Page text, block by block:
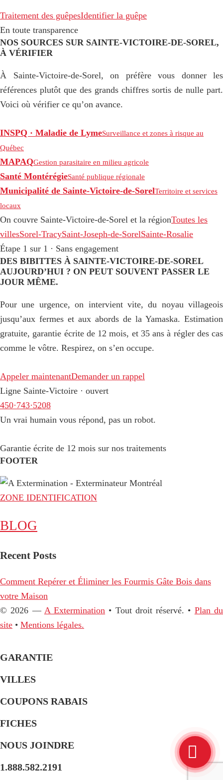
Traitement des guêpesIdentifier la guêpe
En toute transparence
NOS SOURCES SUR SAINTE-VICTOIRE-DE-SOREL,
À VÉRIFIER
À Sainte-Victoire-de-Sorel, on préfère vous donner les
références plutôt que des grands chiffres sortis de nulle part.
Voici où vérifier ce qu’on avance.
INSPQ · Maladie de LymeSurveillance et zones à risque au
Québec
MAPAQGestion parasitaire en milieu agricole
Santé MontérégieSanté publique régionale
Municipalité de Sainte-Victoire-de-SorelTerritoire et services
locaux
On couvre Sainte-Victoire-de-Sorel et la régionToutes les
villesSorel-TracySaint-Joseph-de-SorelSainte-Rosalie
Étape 1 sur 1 · Sans engagement
DES BIBITTES À SAINTE-VICTOIRE-DE-SOREL
AUJOURD’HUI ? ON PEUT SOUVENT PASSER LE
JOUR MÊME.
Pour une urgence, on intervient vite, du noyau villageois
jusqu’aux fermes et aux abords de la Yamaska. Estimation
gratuite, garantie écrite de 12 mois, et 35 ans à régler des cas
comme le vôtre. Respirez, on s’en occupe.
Appeler maintenantDemander un rappel
Ligne Sainte-Victoire · ouvert
450·743·5208
Un vrai humain vous répond, pas un robot.
Garantie écrite de 12 mois sur nos traitements
FOOTER
ZONE IDENTIFICATION
BLOG
Recent Posts
Comment Repérer et Éliminer les Fourmis Gâte Bois dans
votre Maison
© 2026 — A Extermination • Tout droit réservé. • Plan du
site • Mentions légales.
GARANTIE
VILLES
COUPONS RABAIS
FICHES
NOUS JOINDRE
1.888.582.2191